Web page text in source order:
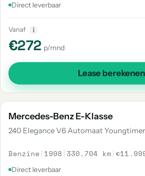
Direct leverbaar
Vanaf i
€272 p/mnd
Lease berekenen
Mercedes-Benz E-Klasse
240 Elegance V6 Automaat
Benzine | 1998 | 330.704 km |
Direct leverbaar